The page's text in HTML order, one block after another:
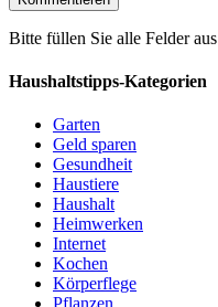
Bitte füllen Sie alle Felder aus
Haushaltstipps-Kategorien
Garten
Geld sparen
Gesundheit
Haustiere
Haushalt
Heimwerken
Internet
Kochen
Körperflege